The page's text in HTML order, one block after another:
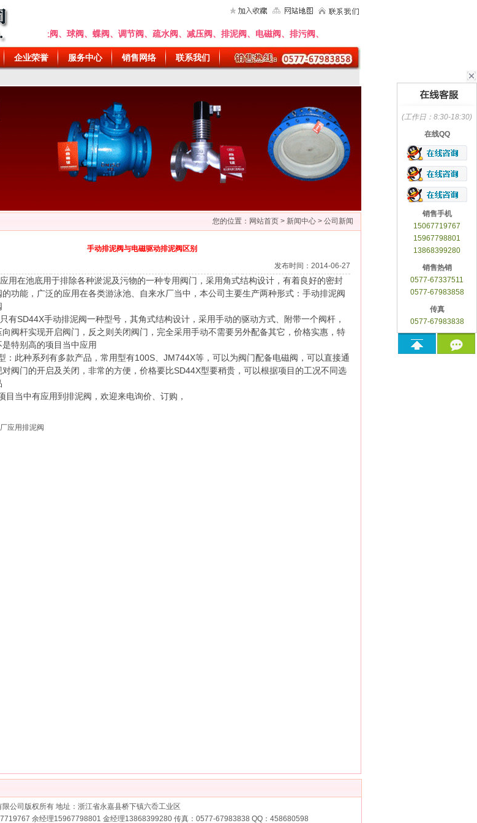
(工作日：8:30-18:30)
在线QQ
销售手机
15067719767
15967798801
13868399280
销售热销
0577-67337511
0577-67983858
传真
0577-67983838
阀、截止阀、球阀、蝶阀、调节阀、疏水阀、减压阀、排泥阀、电磁阀、排污阀、排气阀、针型阀、特殊阀门、真空泵
企业荣誉 服务中心 销售网络 联系我们
您的位置： 网站首页 > 新闻中心 > 公司新闻
手动排泥阀与电磁驱动排泥阀区别
发布时间：2014-06-27
用在池底用于排除各种淤泥及污物的一种专用阀门，采用角式结构设计，有着良好的密封
功能，广泛的应用在各类游泳池、自来水厂当中，本公司主要生产两种形式：手动排泥阀
SD44X手动排泥阀一种型号，其角式结构设计，采用手动的驱动方式、附带一个阀杆，
阀杆实现开启阀门，反之则关闭阀门，完全采用手动不需要另外配备其它，价格实惠，特
特别高的项目当中应用
此种系列有多款产品，常用型有100S、JM744X等，可以为阀门配备电磁阀，可以直接通
阀门的开启及关闭，非常的方便，价格要比SD44X型要稍贵，可以根据项目的工况不同选
当中有应用到排泥阀，欢迎来电询价、订购，
应用排泥阀
公司版权所有 地址：浙江省永嘉县桥下镇六岙工业区
余经理15967798801 金经理13868399280 传真：0577-67983838 QQ：458680598